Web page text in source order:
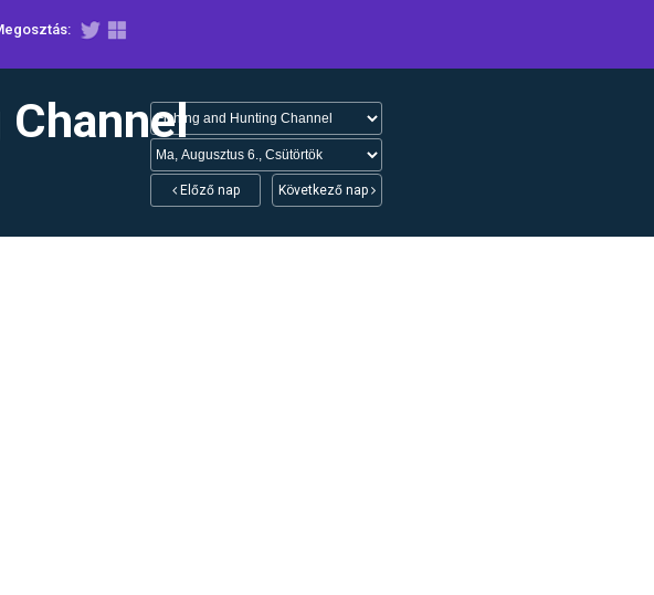
Előző nap Következő nap